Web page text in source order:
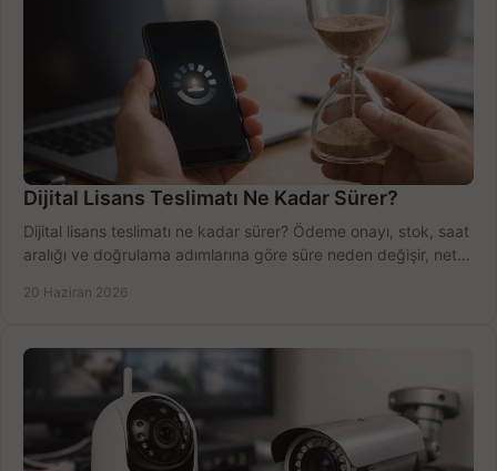
Dijital Lisans Teslimatı Ne Kadar Sürer?
Dijital lisans teslimatı ne kadar sürer? Ödeme onayı, stok, saat
aralığı ve doğrulama adımlarına göre süre neden değişir, net
20 Haziran 2026